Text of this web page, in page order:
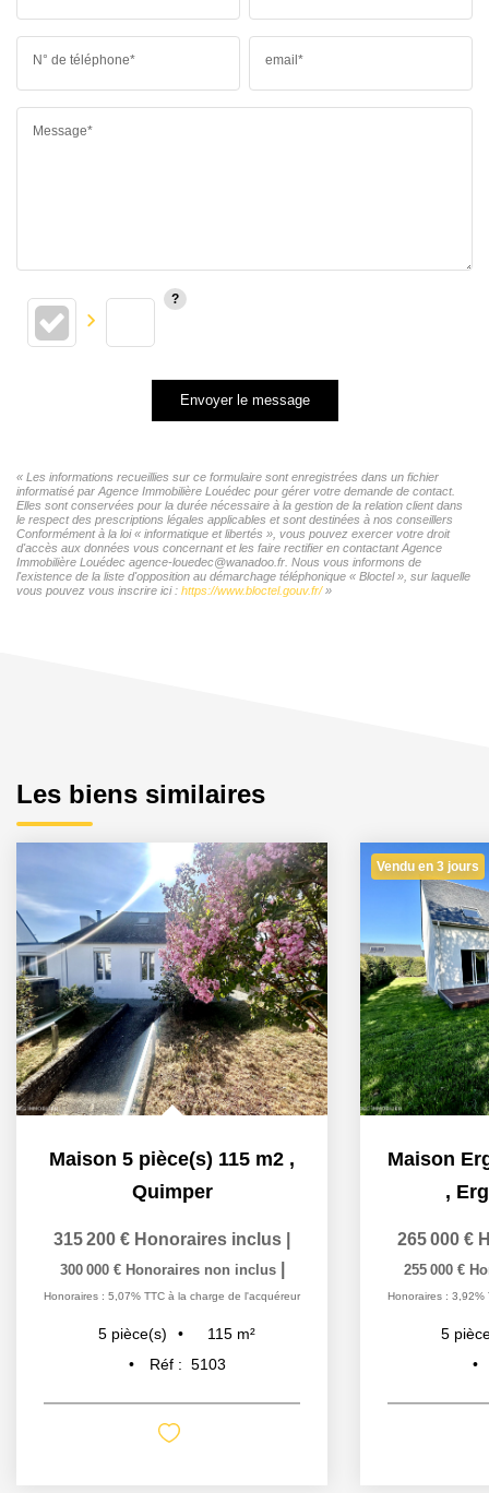
N° de téléphone* email*
Message*
Envoyer le message
« Les informations recueillies sur ce formulaire sont enregistrées dans un fichier
informatisé par Agence Immobilière Louédec pour gérer votre demande de contact.
Elles sont conservées pour la durée nécessaire à la gestion de la relation client dans
le respect des prescriptions légales applicables et sont destinées à nos conseillers
Conformément à la loi « informatique et libertés », vous pouvez exercer votre droit
d'accès aux données vous concernant et les faire rectifier en contactant Agence
Immobilière Louédec agence-louedec@wanadoo.fr. Nous vous informons de
l'existence de la liste d'opposition au démarchage téléphonique « Bloctel », sur laquelle
vous pouvez vous inscrire ici : https://www.bloctel.gouv.fr/»
Les biens similaires
Maison 5 pièce(s) 115 m2 ,
Quimper
315 200 € Honoraires inclus
300 000 € Honoraires non inclus
Honoraires : 5,07% TTC à la charge de l'acquéreur
5 pièce(s) 115 m²
Réf : 5103
Vendu en 3 jours
,
265 000 €
255 000 €
Honoraires : 3,92%
5